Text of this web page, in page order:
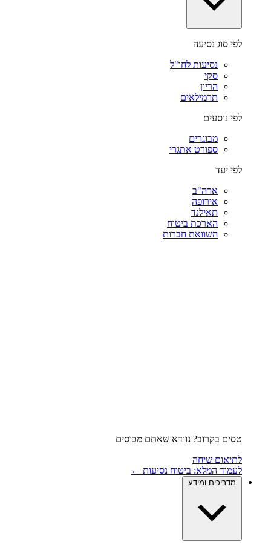
לפי סוג נסיעה
נסיעות לחו"ל
סקי
הריון
תרמילאים
לפי נוסעים
מבוגרים
ספורט אתגרי
לפי יעד
ארה"ב
אירופה
תאילנד
הארכת ביטוח
השוואת חברות
טסים בקרוב? נוודא שאתם מכוסים
לתיאום שיחה
לעמוד המלא: ביטוח נסיעות ←
מדריכים ומידע